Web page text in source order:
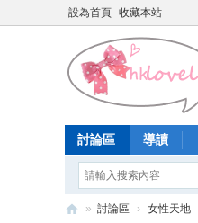
設為首頁 收藏本站
討論區 導讀
» 討論區 › 女性天地